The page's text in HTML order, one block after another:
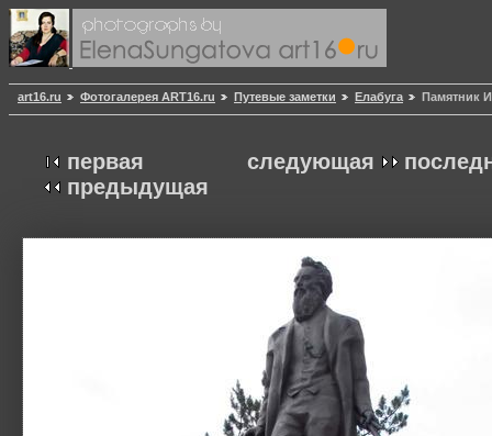
art16.ru Фотогалерея ART16.ru Путевые заметки Елабуга Памятник
следующая
первая
предыдущая